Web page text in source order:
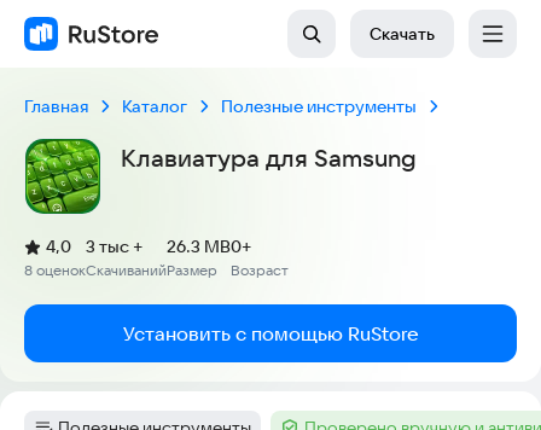
Скачать
Главная Каталог Полезные инструменты
Клавиатура для Samsung
Рейтинг:
4,0
(
8 оценок
)
Скачиваний
3 тыс +
Размер
26.3 MB
Возраст
0+
Установить с помощью RuStore